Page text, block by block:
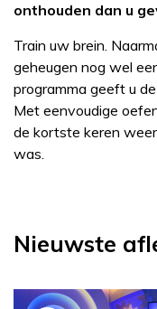
onthouden dan u
Train uw brein.
geheugen nog wel
programma geeft u
Met eenvoudige
de kortste keren
was.
Nieuwste